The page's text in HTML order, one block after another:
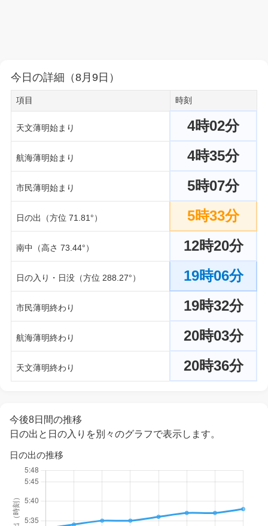
今日の詳細（8月9日）
項目 時刻
天文薄明始まり 4時02分
航海薄明始まり 4時35分
市民薄明始まり 5時07分
日の出（方位 71.81°） 5時33分
南中（高さ 73.44°） 12時20分
日の入り・日没（方位 288.27°） 19時06分
市民薄明終わり 19時32分
航海薄明終わり 20時03分
天文薄明終わり 20時36分
今後8日間の推移
日の出と日の入りを別々のグラフで表示します。
日の出の推移